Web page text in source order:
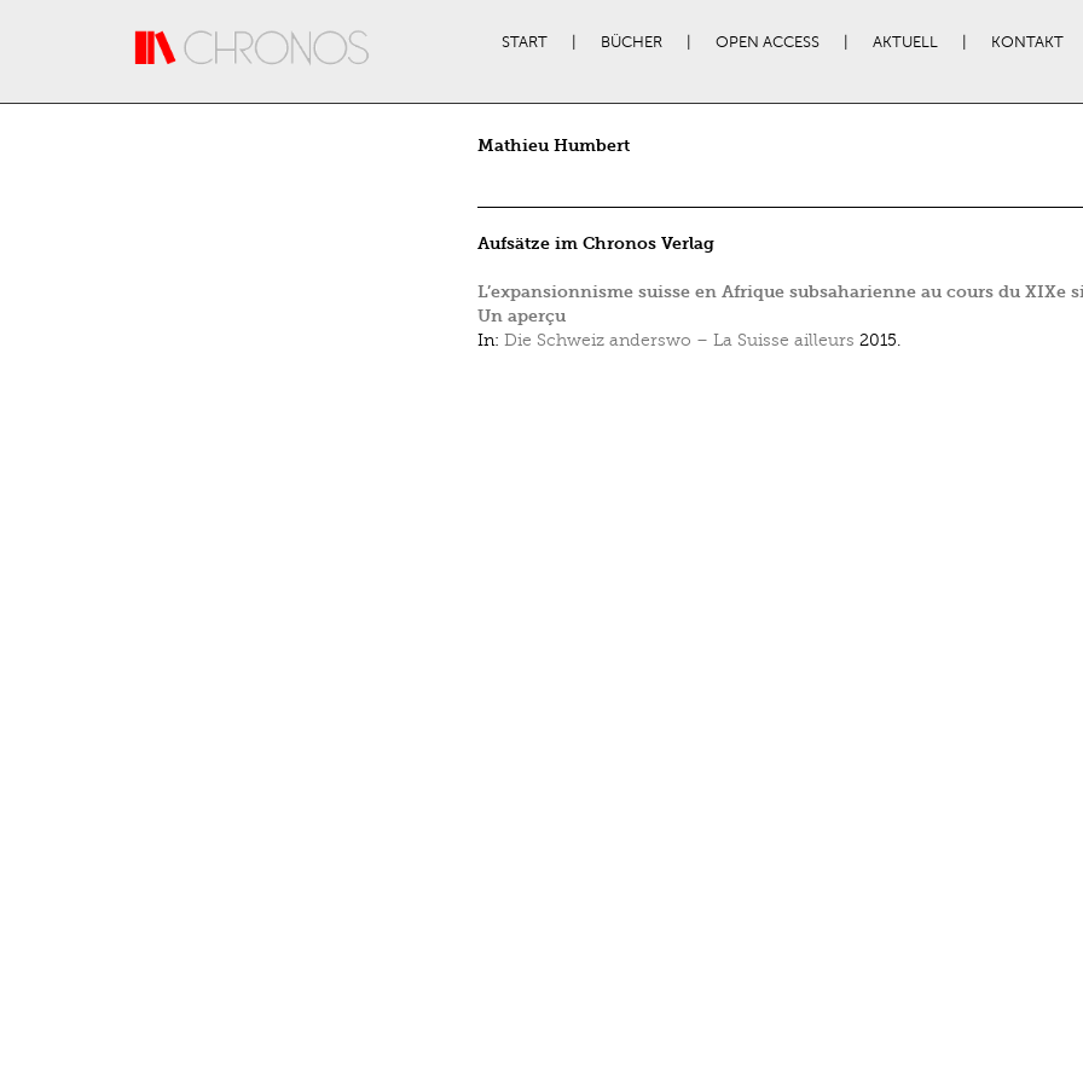
START BÜCHER OPEN ACCESS AKTUELL KONTAKT
Mathieu Humbert
Aufsätze im Chronos Verlag
L’expansionnisme suisse en Afrique subsaharienne au cours du XIXe
Un aperçu
In: Die Schweiz anderswo – La Suisse ailleurs 2015.